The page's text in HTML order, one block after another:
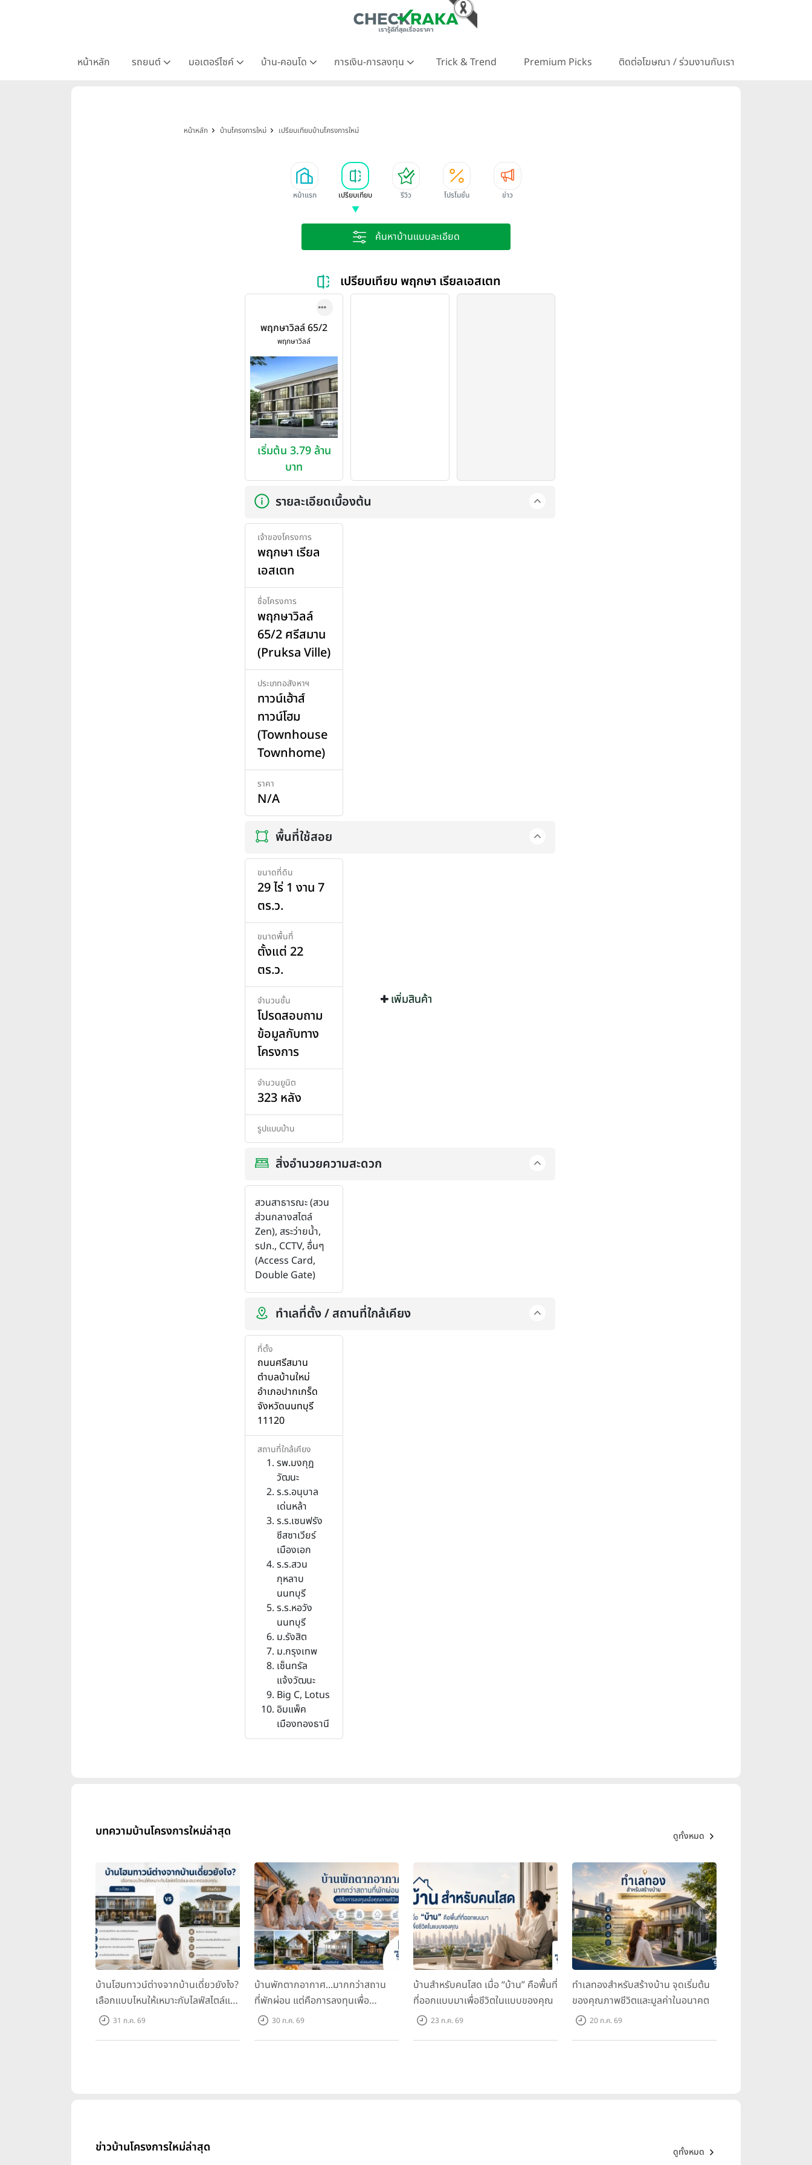
หน้าหลัก รถยนต์ มอเตอร์ไซค์ บ้าน-คอนโด การเงิน-การลงทุน Trick & Trend Premium Picks ติดต่อโฆษณา / ร่วมงานกับเรา
หน้าหลัก บ้านโครงการใหม่ เปรียบเทียบบ้านโครงการใหม่
หน้าแรก เปรียบเทียบ รีวิว โปรโมชั่น ข่าว
ค้นหาบ้านแบบละเอียด
เปรียบเทียบ พฤกษา เรียลเอสเตท
พฤกษาวิลล์ 65/2
ศรีสมาน (Pruksa
Ville)
พฤกษาวิลล์
เริ่มต้น 3.79 ล้าน
บาท
เพิ่มสินค้า
เพิ่มสินค้า
รายละเอียดเบื้องต้น
เจ้าของโครงการ
พฤกษา เรียล
เอสเตท
ชื่อโครงการ
พฤกษาวิลล์
65/2 ศรีสมาน
(Pruksa Ville)
ประเภทอสังหาฯ
ทาวน์เฮ้าส์
ทาวน์โฮม
(Townhouse
Townhome)
ราคา
N/A
พื้นที่ใช้สอย
ขนาดที่ดิน
29 ไร่ 1 งาน 7
ตร.ว.
ขนาดพื้นที่
ตั้งแต่ 22
ตร.ว.
จำนวนชั้น
โปรดสอบถาม
ข้อมูลกับทาง
โครงการ
จำนวนยูนิต
323 หลัง
รูปแบบบ้าน
สิ่งอำนวยความสะดวก
สวนสาธารณะ (สวน
ส่วนกลางสไตล์
Zen), สระว่ายน้ำ,
รปภ., CCTV, อื่นๆ
(Access Card,
Double Gate)
ทำเลที่ตั้ง / สถานที่ใกล้เคียง
ที่ตั้ง
ถนนศรีสมาน
ตำบลบ้านใหม่
อำเภอปากเกร็ด
จังหวัดนนทบุรี
11120
สถานที่ใกล้เคียง
รพ.มงกุฎ
วัฒนะ
ร.ร.อนุบาล
เด่นหล้า
ร.ร.เซนฟรัง
ซีสซาเวียร์
เมืองเอก
ร.ร.สวน
กุหลาบ
นนทบุรี
ร.ร.หอวัง
นนทบุรี
ม.รังสิต
ม.กรุงเทพ
เซ็นทรัล
แจ้งวัฒนะ
Big C, Lotus
อิมแพ็ค
เมืองทองธานี
บทความบ้านโครงการใหม่ล่าสุด ดูทั้งหมด
บ้านโฮมทาวน์ต่างจากบ้านเดี่ยวยังไง?
เลือกแบบไหนให้เหมาะกับไลฟ์สไตล์และ
อนาคตของคุณ
31 ก.ค. 69
บ้านพักตากอากาศ...มากกว่าสถาน
ที่พักผ่อน แต่คือการลงทุนเพื่อ
คุณภาพชีวิต
30 ก.ค. 69
บ้านสำหรับคนโสด เมื่อ “บ้าน” คือพื้นที่
ที่ออกแบบมาเพื่อชีวิตในแบบของคุณ
23 ก.ค. 69
ทำเลทองสำหรับสร้างบ้าน จุดเริ่มต้น
ของคุณภาพชีวิตและมูลค่าในอนาคต
20 ก.ค. 69
ข่าวบ้านโครงการใหม่ล่าสุด ดูทั้งหมด